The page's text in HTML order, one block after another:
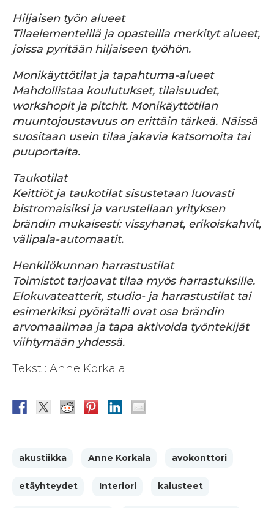
Hiljaisen työn alueet
Tilaelementeillä ja opasteilla merkityt alueet,
joissa pyritään hiljaiseen työhön.
Monikäyttötilat ja tapahtuma-alueet
Mahdollistaa koulutukset, tilaisuudet,
workshopit ja pitchit. Monikäyttötilan
muuntojoustavuus on erittäin tärkeä. Näissä
suositaan usein tilaa jakavia katsomoita tai
puuportaita.
Taukotilat
Keittiöt ja taukotilat sisustetaan luovasti
bistromaisiksi ja varustellaan yrityksen
brändin mukaisesti: vissyhanat, erikoiskahvit,
välipala-automaatit.
Henkilökunnan harrastustilat
Toimistot tarjoavat tilaa myös harrastuksille.
Elokuvateatterit, studio- ja harrastustilat tai
esimerkiksi pyörätalli ovat osa brändin
arvomaailmaa ja tapa aktivoida työntekijät
viihtymään yhdessä.
Teksti: Anne Korkala
akustiikka Anne Korkala avokonttori
etäyhteydet Interiori kalusteet